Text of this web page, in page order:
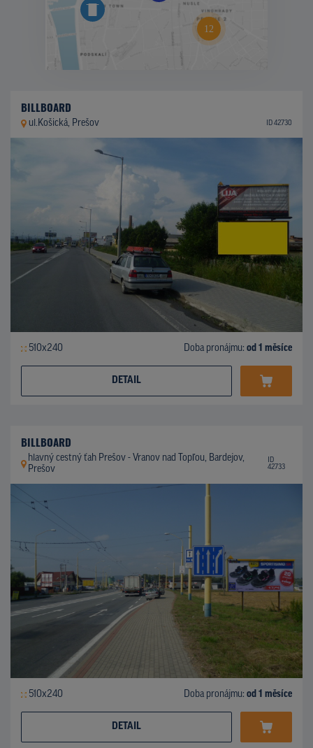
BILLBOARD
ul.Košická, Prešov ID 42730
510x240 Doba pronájmu: od 1 měsíce
DETAIL
BILLBOARD
hlavný cestný ťah Prešov - Vranov nad Topľou, Bardejov,
Prešov
ID
42733
510x240 Doba pronájmu: od 1 měsíce
DETAIL